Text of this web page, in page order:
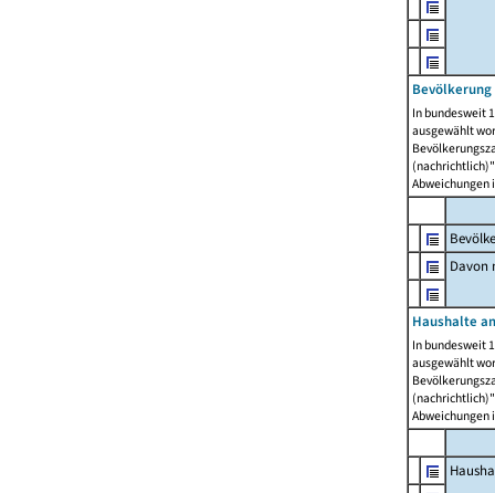
In bundesweit
ausgewählt
Abweichungen
Davon
Haushalte
In bundesweit
ausgewählt
Abweichungen